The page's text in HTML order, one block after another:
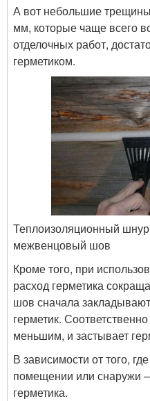
А вот небольшие
мм, которые чаще всего
отделочных работ,
герметиком.
Теплоизоляционный шнур
межвенцовый шов
Кроме того, при
расход герметика
шов сначала
герметик.
меньшим, и застывает
В зависимости от того,
помещении или снаружи
герметика.